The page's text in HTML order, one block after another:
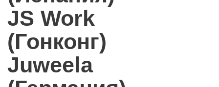
JS Work
(Гонконг)
Juweela